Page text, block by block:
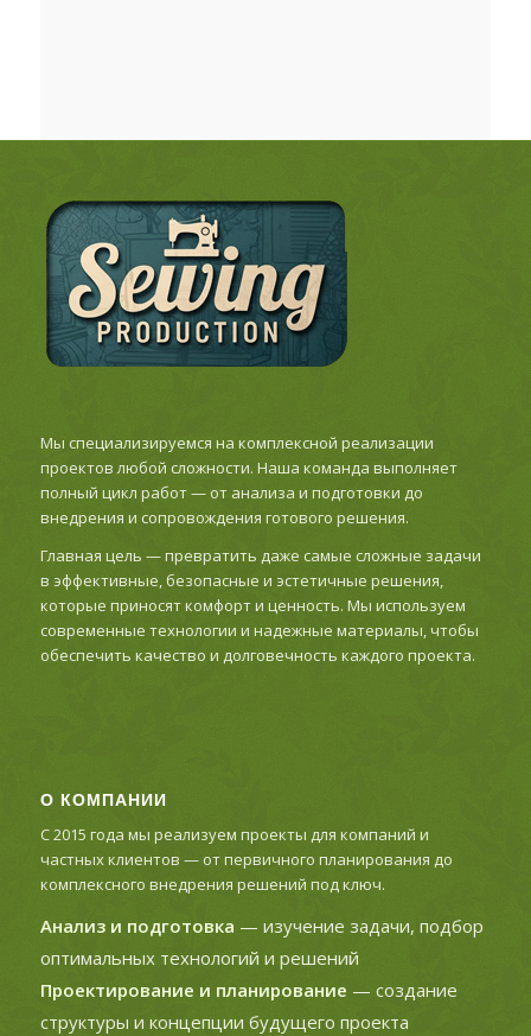
Мы специализируемся на комплексной реализации
проектов любой сложности. Наша команда выполняет
полный цикл работ — от анализа и подготовки до
внедрения и сопровождения готового решения.
Главная цель — превратить даже самые сложные задачи
в эффективные, безопасные и эстетичные решения,
которые приносят комфорт и ценность. Мы используем
современные технологии и надежные материалы, чтобы
обеспечить качество и долговечность каждого проекта.
О КОМПАНИИ
С 2015 года мы реализуем проекты для компаний и
частных клиентов — от первичного планирования до
комплексного внедрения решений под ключ.
Анализ и подготовка — изучение задачи, подбор
оптимальных технологий и решений
Проектирование и планирование — создание
структуры и концепции будущего проекта